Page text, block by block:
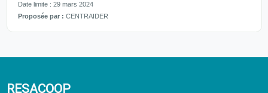
Date limite : 29 mars 2024
Proposée par : CENTRAIDER
RESACOOP